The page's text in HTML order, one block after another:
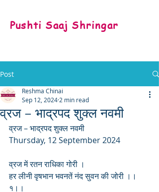
Pushti Saaj Shringar
Post
व्रज – भाद्रपद शुक्ल नवमी
Reshma Chinai
Sep 12, 2024 2 min read
व्रज – भाद्रपद शुक्ल नवमी
Thursday, 12 September 2024
व्रज में रतन राधिका गोरी ।
हर लीनी वृषभान भवनतें नंद सुवन की जोरी ।।
१।।